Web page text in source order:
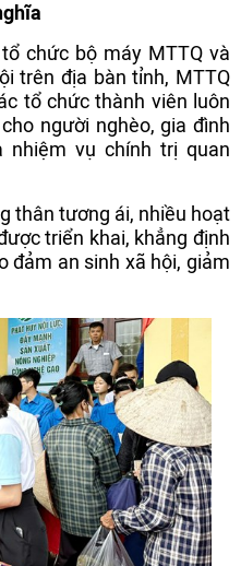
chức bộ máy MTTQ và
trên địa bàn tỉnh, MTTQ
tổ chức thành viên luôn
người nghèo, gia đình
nhiệm vụ chính trị quan
thân tương ái, nhiều hoạt
triển khai, khẳng định
đảm an sinh xã hội, giảm